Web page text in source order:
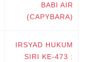
BABI AIR
(CAPYBARA)
IRSYAD HUKUM
SIRI KE-473 :